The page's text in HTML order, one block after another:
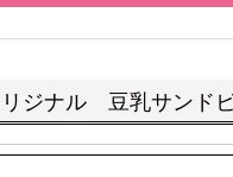
ジナル 豆乳サンド